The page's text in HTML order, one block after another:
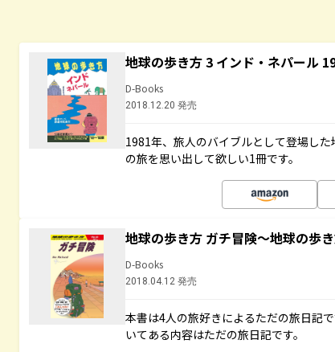
地球の歩き方 3 インド・ネパール
D-Books
2018.12.20 発売
1981年、旅人のバイブルとして登場し
の旅を思い出して欲しい1冊です。
地球の歩き方 ガチ冒険～地球の歩
D-Books
2018.04.12 発売
本書は4人の旅好きによるただの旅日記
いてある内容はただの旅日記です。